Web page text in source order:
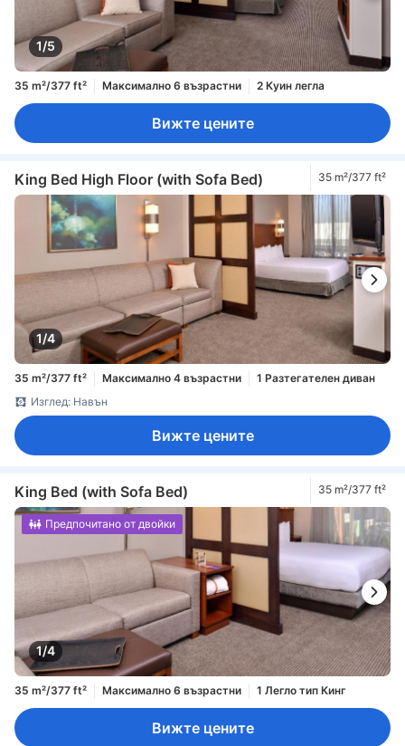
1/5
35 m²/377 ft² Максимално 6 възрастни 2 Куин легла
Вижте цените
King Bed High Floor (with Sofa Bed) 35 m²/377 ft²
1/4
35 m²/377 ft² Максимално 4 възрастни
1 Разтегателен диван
Изглед: Навън
Вижте цените
King Bed (with Sofa Bed) 35 m²/377 ft²
1/4
Предпочитано от двойки
35 m²/377 ft² Максимално 6 възрастни 1 Легло тип Кинг
Вижте цените